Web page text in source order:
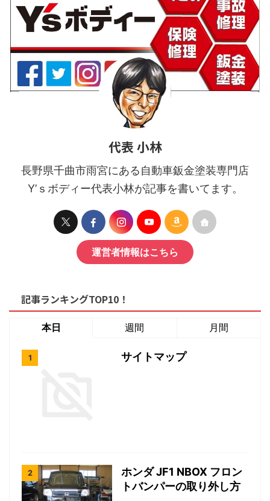
代表 小林
長野県千曲市雨宮にある自動車鈑金塗装専門店
Y’ｓボディー代表小林が記事を書いてます。
運営者情報はこちら
記事ランキングTOP10！
本日 週間 月間
サイトマップ
ホンダ JF1 NBOX フロン
トバンパーの取り外し方